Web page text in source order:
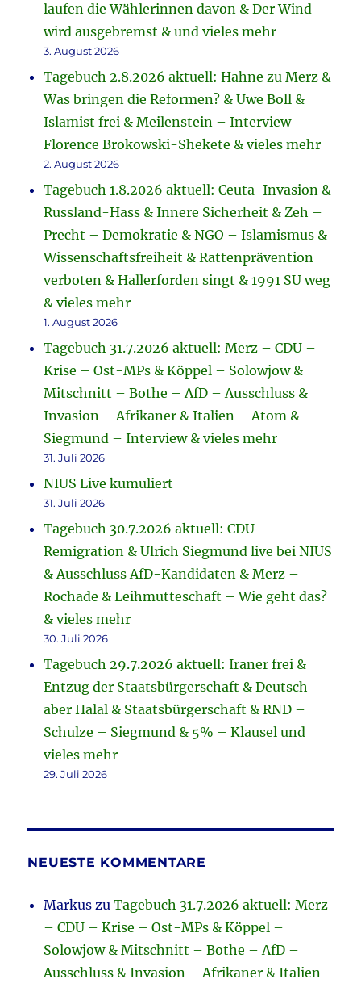
laufen die Wählerinnen davon & Der Wind
wird ausgebremst & und vieles mehr
3. August 2026
Tagebuch 2.8.2026 aktuell: Hahne zu Merz &
Was bringen die Reformen? & Uwe Boll &
Islamist frei & Meilenstein – Interview
Florence Brokowski-Shekete & vieles mehr
2. August 2026
Tagebuch 1.8.2026 aktuell: Ceuta-Invasion &
Russland-Hass & Innere Sicherheit & Zeh –
Precht – Demokratie & NGO – Islamismus &
Wissenschaftsfreiheit & Rattenprävention
verboten & Hallerforden singt & 1991 SU weg
& vieles mehr
1. August 2026
Tagebuch 31.7.2026 aktuell: Merz – CDU –
Krise – Ost-MPs & Köppel – Solowjow &
Mitschnitt – Bothe – AfD – Ausschluss &
Invasion – Afrikaner & Italien – Atom &
Siegmund – Interview & vieles mehr
31. Juli 2026
NIUS Live kumuliert
31. Juli 2026
Tagebuch 30.7.2026 aktuell: CDU –
Remigration & Ulrich Siegmund live bei NIUS
& Ausschluss AfD-Kandidaten & Merz –
Rochade & Leihmutteschaft – Wie geht das?
& vieles mehr
30. Juli 2026
Tagebuch 29.7.2026 aktuell: Iraner frei &
Entzug der Staatsbürgerschaft & Deutsch
aber Halal & Staatsbürgerschaft & RND –
Schulze – Siegmund & 5% – Klausel und
vieles mehr
29. Juli 2026
NEUESTE KOMMENTARE
Markus zuTagebuch 31.7.2026 aktuell: Merz
– CDU – Krise – Ost-MPs & Köppel –
Solowjow & Mitschnitt – Bothe – AfD –
Ausschluss & Invasion – Afrikaner & Italien